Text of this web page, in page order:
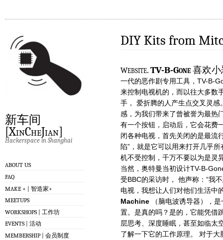
新车间
[XinCheJian]
Hackerspace in Shanghai
ABOUT US
FAQ
MAKE + | 智造家+
MEETUPS
WORKSHOPS | 工作坊
EVENTS | 活动
MEMBERSHIP | 会员制度
DIY Kits from
website.TV-B-Gone喜欢
一代的恶作剧专用工具，TV-B-
来控制电视机的，而以往大多数
手， 爱折腾的人产生点交叉灵
感，为我们带来了曾被誉为最热
有一个按钮，启动后，它会花费
闭各种电视，首先关闭的是最流
陷”，就是它可以用来打开几乎
机不受控制，千万不要以为是灵
当然，奥特曼当初设计TV-B-
受BBC的采访时， 他声称：“我
电视，我想让人们对他们生活中
Machine （脑电波诱导器），
置。是真的吗？是的，它能凭借
层思考、深度睡眠，甚至如临太
了解一下它的工作原理。 对于